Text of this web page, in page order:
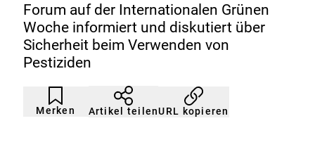
Forum auf der Internationalen Grünen
Woche informiert und diskutiert über
Sicherheit beim Verwenden von
Pestiziden
Merken
Artikel
nicht
gemerkt
Durch
Klicken
der
Artikel teilenURL kopieren